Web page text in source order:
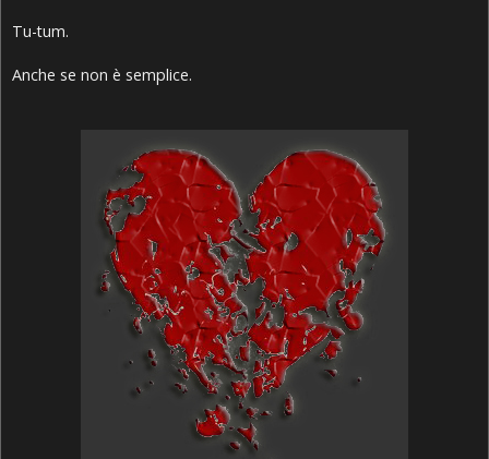
Tu-tum.
Anche se non è semplice.